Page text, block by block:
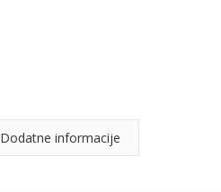
Dodatne informacije